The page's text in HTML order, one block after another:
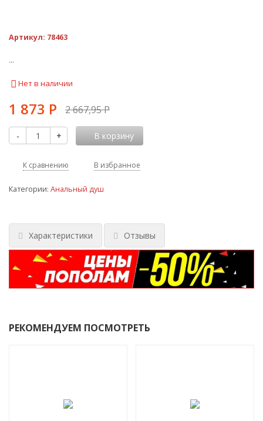
Артикул: 78463
...
Нет в наличии
1 873 Р 2 667,95Р
- + В корзину
К сравнению В избранное
Категории: Анальный душ
Характеристики Отзывы
РЕКОМЕНДУЕМ ПОСМОТРЕТЬ